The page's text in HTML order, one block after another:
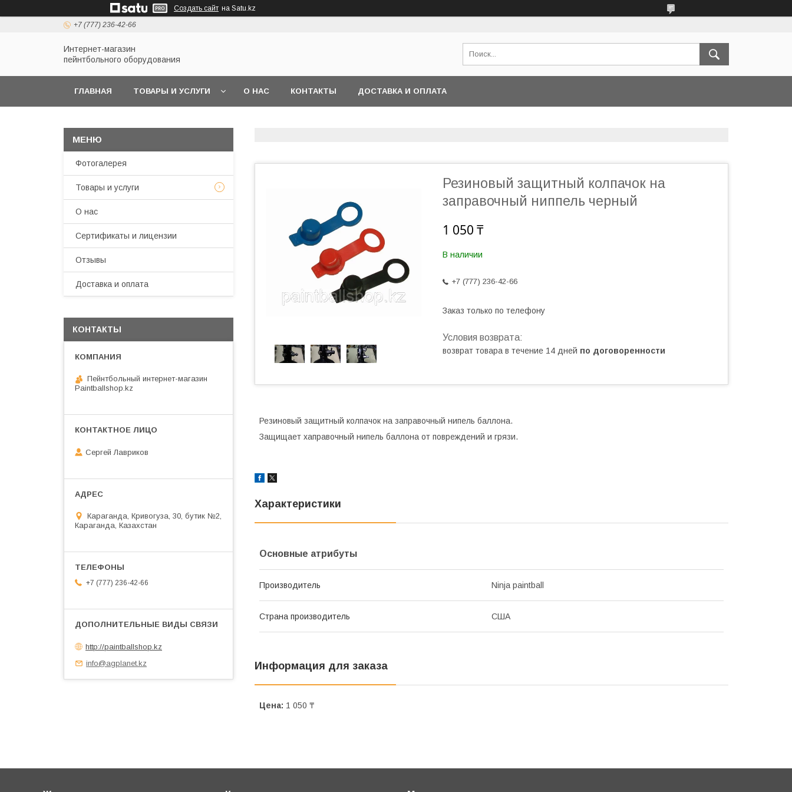
Создать сайт на Satu.kz
+7 (777) 236-42-66
Интернет-магазин
пейнтбольного оборудования
ГЛАВНАЯ ТОВАРЫ И УСЛУГИ О НАС КОНТАКТЫ ДОСТАВКА И ОПЛАТА
Резиновый защитный колпачок на
заправочный ниппель черный
1 050 ₸
В наличии
+7 (777) 236-42-66
Заказ только по телефону
возврат товара в течение 14 дней по договоренности
Резиновый защитный колпачок на заправочный нипель баллона.
Защищает хаправочный нипель баллона от повреждений и грязи.
Характеристики
Основные атрибуты
Производитель Ninja paintball
Страна производитель США
Информация для заказа
Цена: 1 050 ₸
Фотогалерея
Товары и услуги
О нас
Сертификаты и лицензии
Отзывы
Доставка и оплата
КОНТАКТЫ
Пейнтбольный интернет-магазин
Paintballshop.kz
Сергей Лавриков
Караганда, Кривогуза, 30, бутик №2,
Караганда, Казахстан
+7 (777) 236-42-66
http://paintballshop.kz
info@agplanet.kz